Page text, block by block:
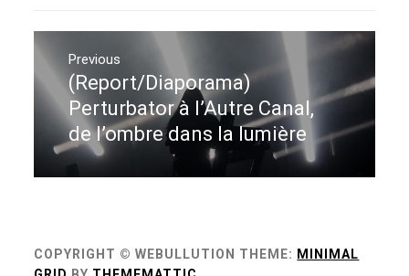
Navigation
de
l’article
Previous
Previous
post:
(Report/Diaporama)
Perturbator à l’Autre Canal,
de l’ombre dans la lumière
COPYRIGHT © WEBULLUTION THEME: MINIMAL